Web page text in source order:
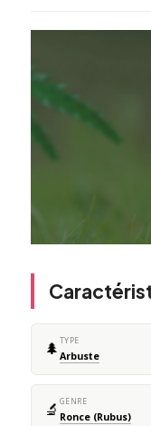
🌲 TYPE
Arbuste
🔬 GENRE
Ronce (Rubus)